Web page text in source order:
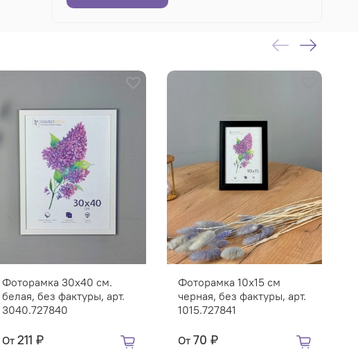
Фоторамка 30х40 см.
белая, без фактуры, арт.
3040.727840
От 211 ₽
Фоторамка 10х15 см
черная, без фактуры, арт.
1015.727841
От 70 ₽